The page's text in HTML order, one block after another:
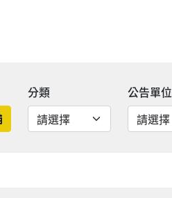
日期範圍結束
分類 公告單位